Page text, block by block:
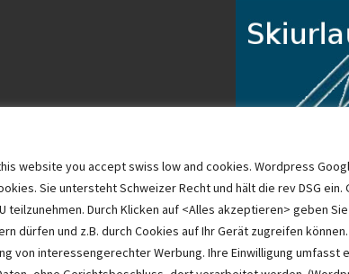
website you accept swiss low and cookies. Wordpress
Sie untersteht Schweizer Recht und hält die rev DSG
teilzunehmen. Durch Klicken auf <Alles akzeptieren> geben
dürfen und z.B. durch Cookies auf Ihr Gerät zugreifen
von interessengerechter Werbung. Ihre Einwilligung umfasst
Impressum von